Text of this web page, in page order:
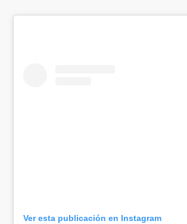
Ver esta publicación en Instagram